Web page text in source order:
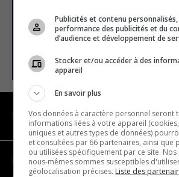
NAVIGATION
Devenir partenaire
Publicités et contenu
performance des publicités et du
d’audience et développement de
Stocker et/ou accéder à des
appareil
En savoir plus
Vos données à caractère personnel seront
informations liées à votre appareil
uniques et autres types de données)
et consultées par 66 partenaires, ainsi que
ou utilisées spécifiquement par ce site.
nous-mêmes sommes susceptibles
géolocalisation précises. Liste des